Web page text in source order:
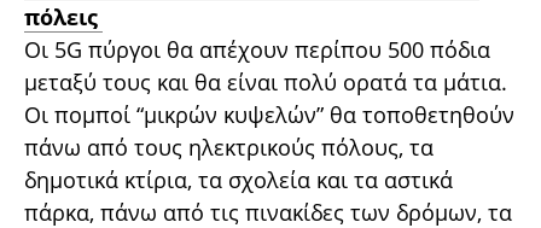
πόλεις
Οι 5G πύργοι θα απέχουν περίπου 500 πόδια
μεταξύ τους και θα είναι πολύ ορατά τα μάτια.
Οι πομποί “μικρών κυψελών” θα τοποθετηθούν
πάνω από τους ηλεκτρικούς πόλους, τα
δημοτικά κτίρια, τα σχολεία και τα αστικά
πάρκα, πάνω από τις πινακίδες των δρόμων, τα